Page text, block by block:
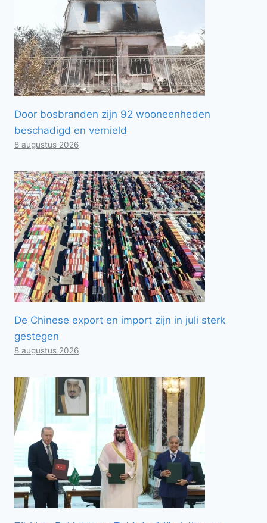
Door bosbranden zijn 92 wooneenheden
beschadigd en vernield
8 augustus 2026
De Chinese export en import zijn in juli sterk
gestegen
8 augustus 2026